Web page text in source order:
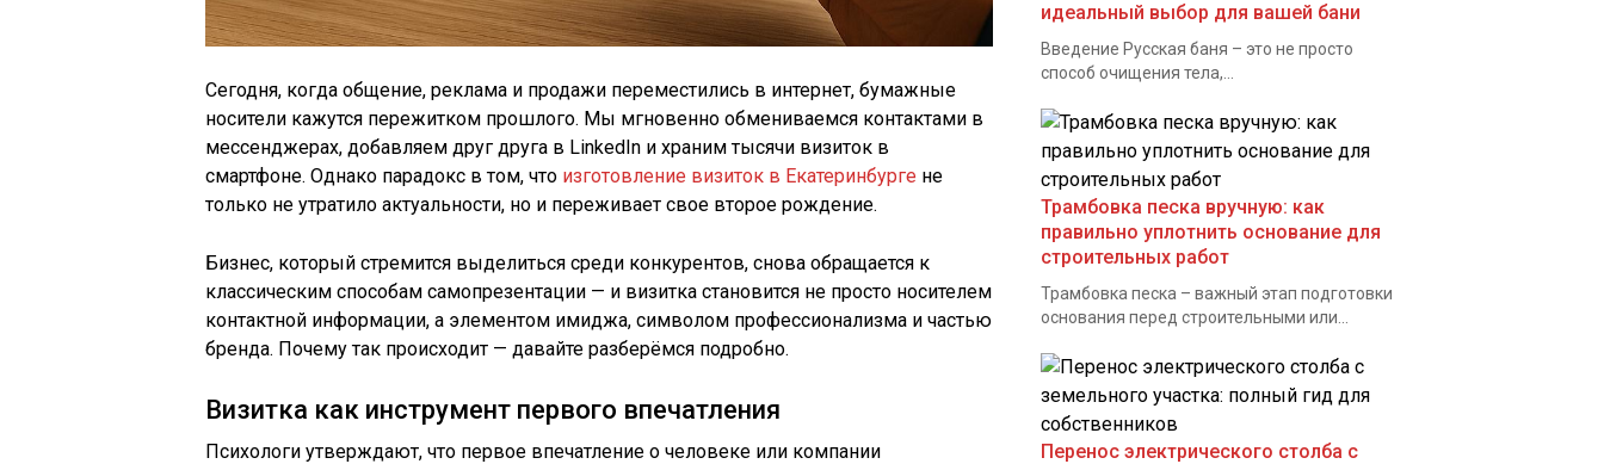
Сегодня, когда общение, реклама и продажи переместились в интернет, бумажные
носители кажутся пережитком прошлого. Мы мгновенно обмениваемся контактами в
мессенджерах, добавляем друг друга в LinkedIn и храним тысячи визиток в
смартфоне. Однако парадокс в том, что изготовление визиток в Екатеринбурге не
только не утратило актуальности, но и переживает свое второе рождение.
Бизнес, который стремится выделиться среди конкурентов, снова обращается к
классическим способам самопрезентации — и визитка становится не просто носителем
контактной информации, а элементом имиджа, символом профессионализма и частью
бренда. Почему так происходит — давайте разберёмся подробно.
Визитка как инструмент первого впечатления
Психологи утверждают, что первое впечатление о человеке или компании
идеальный выбор для вашей бани
Введение Русская баня – это не просто
способ очищения тела,...
Трамбовка песка вручную: как
правильно уплотнить основание для
строительных работ
Трамбовка песка – важный этап подготовки
основания перед строительными или...
Перенос электрического столба с